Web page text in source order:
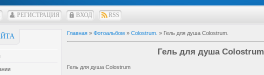
РЕГИСТРАЦИЯ ВХОД RSS
Главная » Фотоальбом » Colostrum. » Гель для душа Colostrum.
Гель для душа Colostrum.
Гель для душа Colostrum